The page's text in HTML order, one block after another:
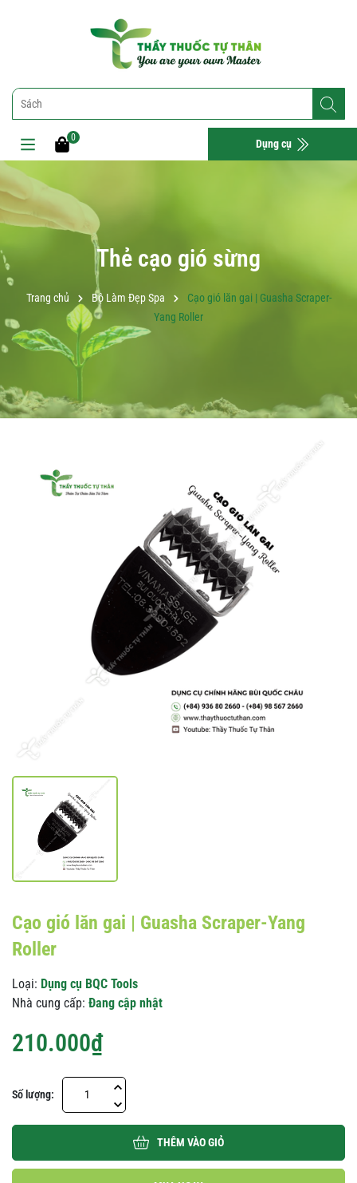
0 Dụng cụ
Thẻ cạo gió sừng
Trang chủ Bộ Làm Đẹp Spa
Cạo gió lăn gai | Guasha Scraper-
Yang Roller
Cạo gió lăn gai | Guasha Scraper-Yang
Roller
Loại: Dụng cụ BQC Tools
Nhà cung cấp: Đang cập nhật
210.000₫
Số lượng:
THÊM VÀO GIỎ